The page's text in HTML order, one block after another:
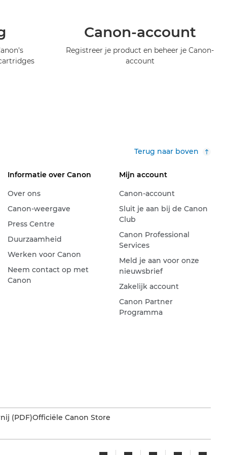
Canon-account
Registreer je product en beheer je Canon-
account
Terug naar boven
Informatie over Canon
Over ons
Canon-weergave
Press Centre
Duurzaamheid
Werken voor Canon
Neem contact op met
Canon
Mijn account
Canon-account
Sluit je aan bij de Canon
Club
Canon Professional
Services
Meld je aan voor onze
nieuwsbrief
Zakelijk account
Canon Partner
Programma
(PDF)Officiële Canon Store